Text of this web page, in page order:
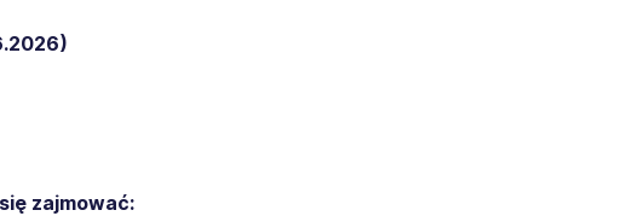
zajmować: